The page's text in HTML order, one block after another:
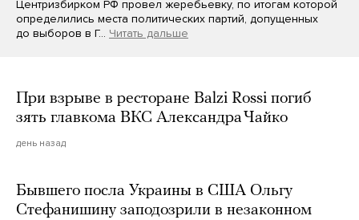
Центризбирком РФ провел жеребьевку, по итогам которой
определились места политических партий, допущенных
до выборов в Г… Читать дальше
При взрыве в ресторане Balzi Rossi погиб
зять главкома ВКС Александра Чайко
день назад
Бывшего посла Украины в США Ольгу
Стефанишину заподозрили в незаконном